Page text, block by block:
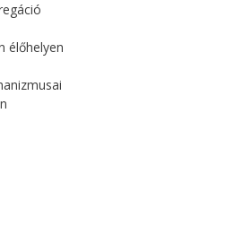
élőhelyen